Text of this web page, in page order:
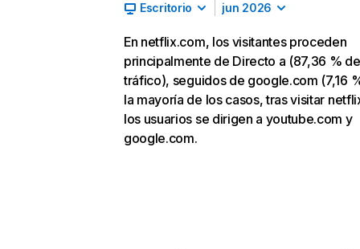
Escritorio jun 2026
En netflix.com, los visitantes proceden
principalmente de Directo a (87,36 % de
tráfico), seguidos de google.com (7,16
la mayoría de los casos, tras visitar
los usuarios se dirigen a youtube.com y
google.com.